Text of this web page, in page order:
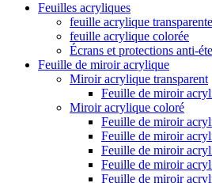
Feuilles acryliques
feuille acrylique transparente
feuille acrylique colorée
Écrans et protections anti-
Feuille de miroir acrylique
Miroir acrylique transparent
Feuille de miroir
Miroir acrylique coloré
Feuille de miroir
Feuille de miroir
Feuille de miroir
Feuille de miroir
Feuille de miroir